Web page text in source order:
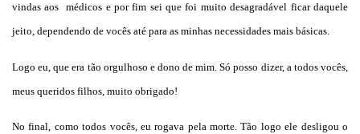
vindas aos médicos e por fim sei que foi muito desagradável ficar daquele
jeito, dependendo de vocês até para as minhas necessidades mais básicas.
Logo eu, que era tão orgulhoso e dono de mim. Só posso dizer, a todos vocês,
meus queridos filhos, muito obrigado!
No final, como todos vocês, eu rogava pela morte. Tão logo ele desligou o